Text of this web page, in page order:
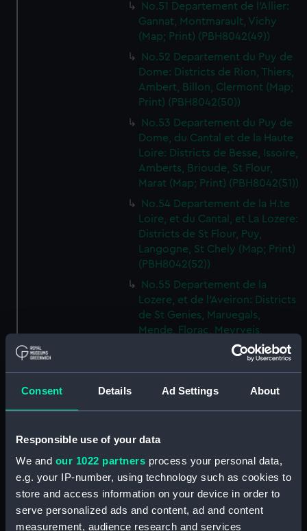
Consent Details Ad Settings About
Responsible use of your data
We and our 1022 partners process your personal data,
e.g. your IP-number, using technology such as cookies to
store and access information on your device in order to
serve personalized ads and content, ad and content
measurement, audience research and services
No.51 Departement de l'Allier:
Gannat, Montmarault, Vichy
(Map; Print) (PBH8042(49))
No.52 Departement du Puy de
Dome: Districts de Rion, Thiers,
Ambert, Billon, Clermont (Map;
Print) (PBH8042(50))
No.53 Departement du Puy de
Dome, du Cantal et de la Haute
Loire: Districts de Besse, Issoire,
Amberts, Brioude, St Flour,
Marat (Map; Print) (PBH8042(51))
No.54 Departement de la H.te
Loire, et du Cantal, et La Lozere:
Districts de St Flour, Puy,
Langogne, St Chely (Map; Print)
(PBH8042(52))
No.55 Departement de la
Lozere, et de l'Aveiron: Districts
de St Genies, Maruegals,
Mende, Florac, Meyrveis,
Severac (Map; Print)
l'Aveiron, et du Gard: Districts
de Milhau, Vigan, St Affrique
No.57 Departement de
l'Herault: Districts de Lodeve,
Bezier, St Pons (Map; Print)
(PBH8042(55))
No.58 Departement de l'Aude:
District de Narbonne (Map;